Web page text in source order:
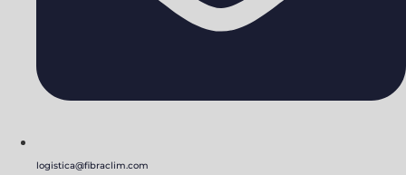
logistica@fibraclim.com